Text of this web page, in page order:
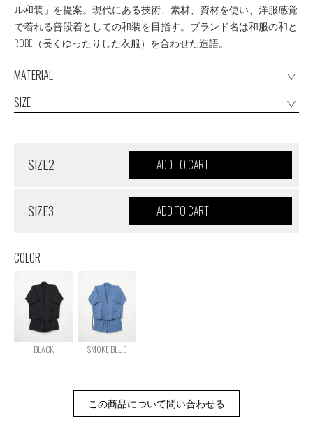
ル和装」を提案。現代にある技術、素材、資材を使い、洋服感覚
で着れる普段着としての和装を目指す。ブランド名は和服の和と
ROBE（長くゆったりした衣服）を合わせた造語。
MATERIAL
SIZE
SIZE2
SIZE3
COLOR
BLACK SMOKE BLUE
この商品について問い合わせる